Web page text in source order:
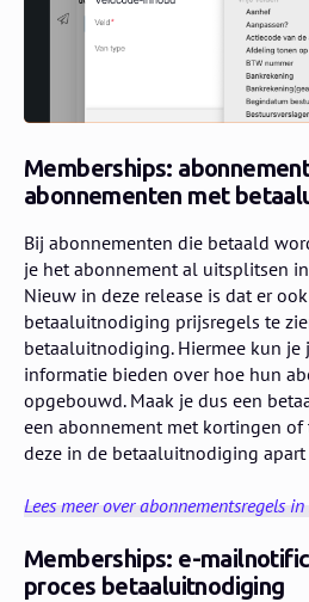
Memberships:
abonnementen met
Bij abonnementen die betaald
je het abonnement al uitsplitsen
Nieuw in deze release is dat er
betaaluitnodiging prijsregels te
betaaluitnodiging. Hiermee kun
informatie bieden over hoe hun
opgebouwd. Maak je dus een
een abonnement met kortingen
deze in de betaaluitnodiging
Lees meer over abonnementsregels
Memberships: e-
proces betaaluitnodiging